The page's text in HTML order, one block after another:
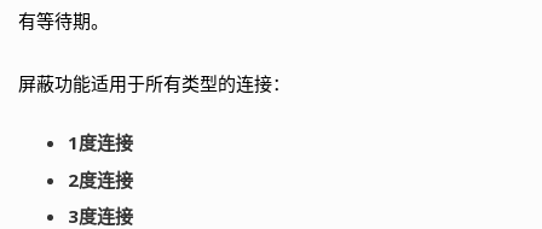
有等待期。
屏蔽功能适用于所有类型的连接：
1度连接
2度连接
3度连接